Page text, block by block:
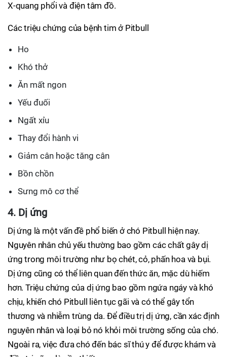
X-quang phổi và điện tâm đồ.
Các triệu chứng của bệnh tim ở Pitbull
Ho
Khó thở
Ăn mất ngon
Yếu đuối
Ngất xỉu
Thay đổi hành vi
Giảm cân hoặc tăng cân
Bồn chồn
Sưng mô cơ thể
4. Dị ứng
Dị ứng là một vấn đề phổ biến ở chó Pitbull hiện nay.
Nguyên nhân chủ yếu thường bao gồm các chất gây dị
ứng trong môi trường như bọ chét, cỏ, phấn hoa và bụi.
Dị ứng cũng có thể liên quan đến thức ăn, mặc dù hiếm
hơn. Triệu chứng của dị ứng bao gồm ngứa ngáy và khó
chịu, khiến chó Pitbull liên tục gãi và có thể gây tổn
thương và nhiễm trùng da. Để điều trị dị ứng, cần xác định
nguyên nhân và loại bỏ nó khỏi môi trường sống của chó.
Ngoài ra, việc đưa chó đến bác sĩ thú y để được khám và